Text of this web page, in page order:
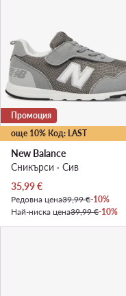
още 10% Код: LAST
Промоция
New Balance
Сникърси · Сив
Актуална цена
35,99€
Редовна цена39,99 €-10%
Най-ниска цена39,99 €-10%